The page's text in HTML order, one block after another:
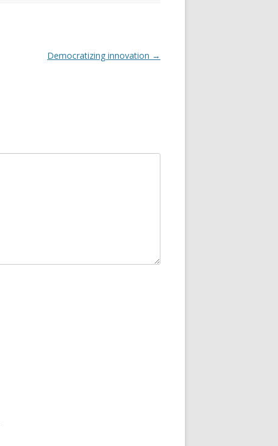
Democratizing innovation →